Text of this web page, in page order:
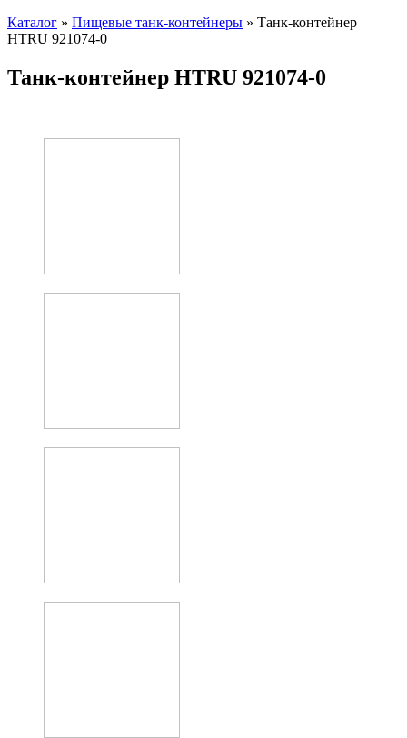
Каталог » Пищевые танк-контейнеры » Танк-контейнер
HTRU 921074-0
Танк-контейнер HTRU 921074-0